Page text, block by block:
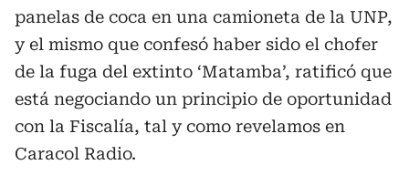
panelas de coca en una camioneta de la UNP,
y el mismo que confesó haber sido el chofer
de la fuga del extinto ‘Matamba’, ratificó que
está negociando un principio de oportunidad
con la Fiscalía, tal y como revelamos en
Caracol Radio.